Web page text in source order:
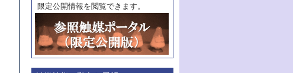
触媒年鑑
年度
記事種別
マーク：
マークあり
限定公開情報を閲覧できます。